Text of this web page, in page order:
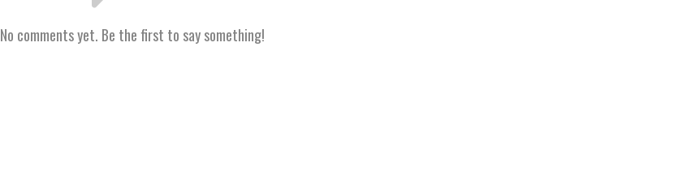
No comments yet. Be the first to say something!